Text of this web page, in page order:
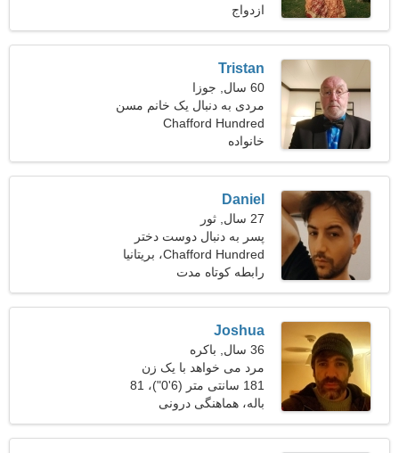
ازدواج
Tristan
60 سال, جوزا
مردی به دنبال یک خانم مسن
Chafford Hundred
خانواده
Daniel
27 سال, ثور
پسر به دنبال دوست دختر
است
Chafford Hundred، بریتانیا
رابطه کوتاه مدت
Joshua
36 سال, باکره
مرد می خواهد با یک زن
ملاقات کند
181 سانتی متر (6'0")، 81
کیلوگرم (178 پوند)
باله، هماهنگی درونی